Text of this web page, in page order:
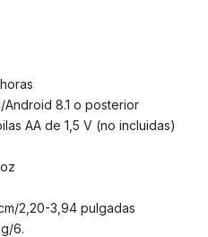
Android 8.1 o posterior
AA de 1,5 V (no incluidas)
2,20-3,94 pulgadas
6.